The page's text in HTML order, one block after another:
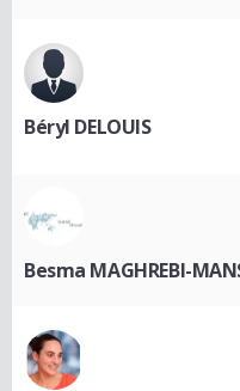
Béryl DELOUIS
Besma MAGHREBI-